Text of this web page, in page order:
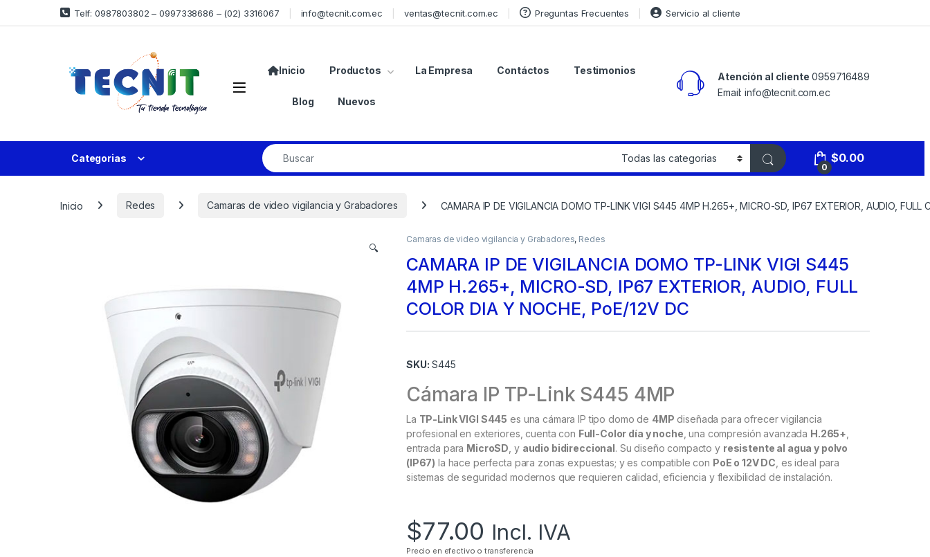
Telf: 0987803802 – 0997338686 – (02) 3316067 info@tecnit.com.ec ventas@tecnit.com.ec Preguntas Frecuentes Servicio al cliente
Inicio Productos La Empresa Contáctos Testimonios
Blog Nuevos
Atención al cliente 0959716489
Email: info@tecnit.com.ec
Categorias
0
$0.00
Inicio Redes Camaras de video vigilancia y Grabadores CAMARA IP DE VIGILANCIA DOMO TP-LINK VIGI S445 4MP H.265+, MICRO-SD, IP67 EXTERIOR, AUDIO, FULL
🔍
Camaras de video vigilancia y Grabadores, Redes
CAMARA IP DE VIGILANCIA DOMO TP-LINK VIGI S445
4MP H.265+, MICRO-SD, IP67 EXTERIOR, AUDIO, FULL
COLOR DIA Y NOCHE, PoE/12V DC
SKU: S445
Cámara IP TP-Link S445 4MP
La TP-Link VIGI S445 es una cámara IP tipo domo de 4MP diseñada para ofrecer vigilancia
profesional en exteriores, cuenta con Full-Color día y noche , una compresión avanzada H.265+
entrada para MicroSD , y audio bidireccional. Su diseño compacto y resistente al agua y polvo
(IP67) la hace perfecta para zonas expuestas; y es compatible con PoE o 12V DC , es ideal para
sistemas de seguridad modernos que requieren calidad, eficiencia y flexibilidad de instalación.
$77.00 Incl. IVA
Precio en efectivo o transferencia